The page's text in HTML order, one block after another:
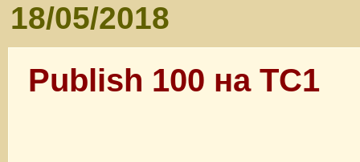
18/05/2018
Publish 100 на TC1